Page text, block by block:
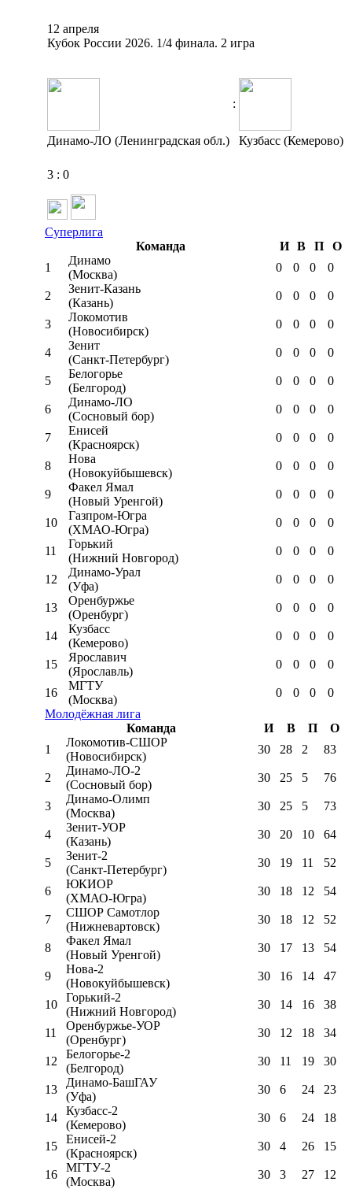
12 апреля
Кубок России 2026. 1/4 финала. 2 игра
:
Динамо-ЛО (Ленинградская обл.) Кузбасс (Кемерово)
3 : 0
Суперлига
Команда
И В П
О
1
Динамо
(Москва)
0 0 0 0
2
Зенит-Казань
(Казань)
0 0 0 0
3
Локомотив
(Новосибирск)
0 0 0 0
4
Зенит
(Санкт-Петербург)
0 0 0 0
5
Белогорье
(Белгород)
0 0 0 0
6
Динамо-ЛО
(Сосновый бор)
0 0 0 0
7
Енисей
(Красноярск)
0 0 0 0
8
Нова
(Новокуйбышевск)
0 0 0 0
9
Факел Ямал
(Новый Уренгой)
0 0 0 0
10
Газпром-Югра
(ХМАО-Югра)
0 0 0 0
11
Горький
(Нижний Новгород)
0 0 0 0
12
Динамо-Урал
(Уфа)
0 0 0 0
13
Оренбуржье
(Оренбург)
0 0 0 0
14
Кузбасс
(Кемерово)
0 0 0 0
15
Ярославич
(Ярославль)
0 0 0 0
16
МГТУ
(Москва)
0 0 0
0
Молодёжная лига
Команда
И В П
О
1
Локомотив-CШОР
(Новосибирск)
30 28 2 83
2
Динамо-ЛО-2
(Сосновый бор)
30 25 5 76
3
Динамо-Олимп
(Москва)
30 25 5 73
4
Зенит-УОР
(Казань)
30 20 10 64
5
Зенит-2
(Санкт-Петербург)
30 19 11 52
6
ЮКИОР
(ХМАО-Югра)
30 18 12 54
7
СШОР Самотлор
(Нижневартовск)
30 18 12 52
8
Факел Ямал
(Новый Уренгой)
30 17 13 54
9
Нова-2
(Новокуйбышевск)
30 16 14 47
10
Горький-2
(Нижний Новгород)
30 14 16 38
11
Оренбуржье-УОР
(Оренбург)
30 12 18 34
12
Белогорье-2
(Белгород)
30 11 19 30
13
Динамо-БашГАУ
(Уфа)
30 6 24 23
14
Кузбасс-2
(Кемерово)
30 6 24 18
15
Енисей-2
(Красноярск)
30 4 26 15
16
МГТУ-2
(Москва)
30 3 27 12